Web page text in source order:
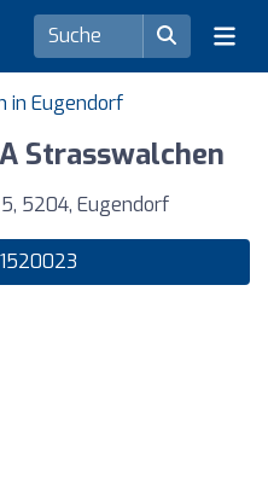
in Eugendorf
Strasswalchen
5204, Eugendorf